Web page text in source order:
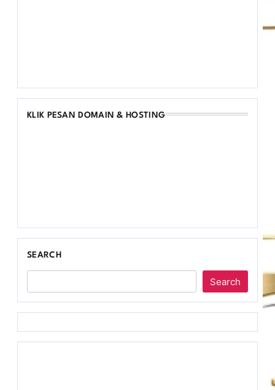
KLIK PESAN DOMAIN & HOSTING
SEARCH
Search